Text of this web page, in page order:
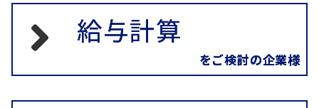
給与計算
をご検討の企業様